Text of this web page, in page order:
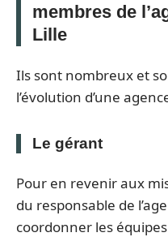
membres de
Lille
Ils sont nombreux et
l’évolution d’une
Le gérant
Pour en revenir aux
du responsable de
coordonner les